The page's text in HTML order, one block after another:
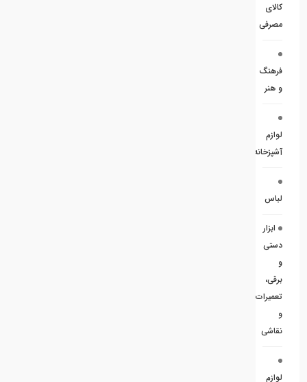
کالای
مصرفی
فرهنگ
و هنر
لوازم
آشپزخانه
لباس
ابزار
دستی
و
برقی،
تعمیرات
و
نقاشی
لوازم